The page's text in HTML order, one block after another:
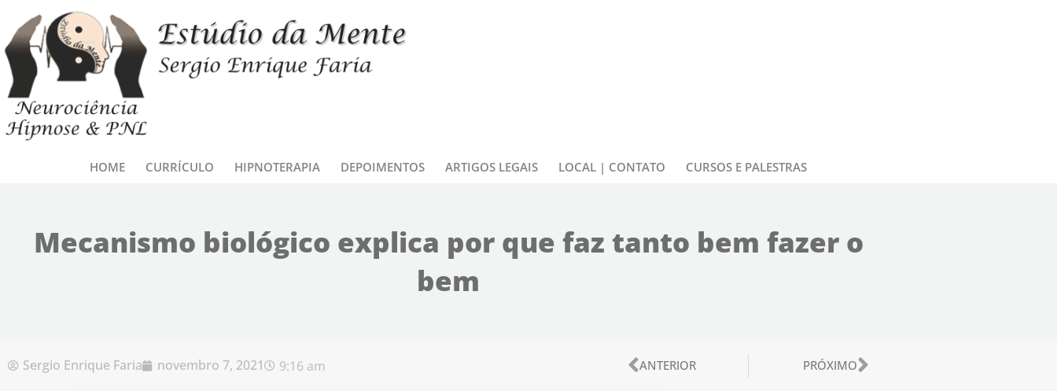
HOME CURRÍCULO HIPNOTERAPIA DEPOIMENTOS ARTIGOS LEGAIS LOCAL | CONTATO CURSOS E PALESTRAS
Mecanismo biológico explica por que faz tanto bem fazer o
bem
Sergio Enrique Faria novembro 7, 2021 9:16 am Anterior
ANTERIOR PRÓXIMOPróximo